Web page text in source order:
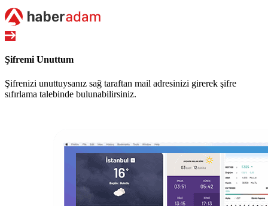
Şifremi Unuttum
Şifrenizi unuttuysanız sağ taraftan mail adresinizi girerek şifre
sıfırlama talebinde bulunabilirsiniz.